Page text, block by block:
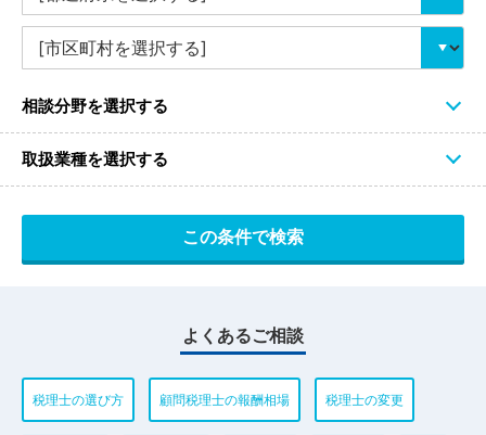
相談分野を選択する
取扱業種を選択する
よくあるご相談
税理士の選び方 顧問税理士の報酬相場 税理士の変更